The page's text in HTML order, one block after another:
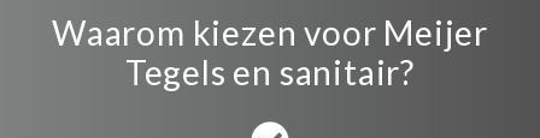
Waarom kiezen voor Meijer
Tegels en sanitair?